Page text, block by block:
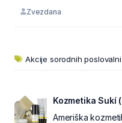
Zvezdana
Akcije sorodnih
Kozmetika Sukí
Ameriška